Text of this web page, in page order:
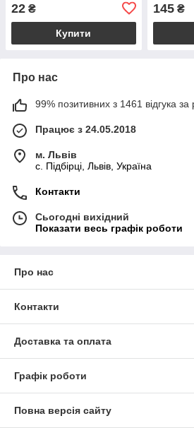
22 ₴
Купити
145₴
Про нас
99% позитивних з 1461 відгука за
Працює з 24.05.2018
м. Львів
c. Підбірці, Львів, Україна
Контакти
Сьогодні вихідний
Показати весь графік роботи
Про нас
Контакти
Доставка та оплата
Графік роботи
Повна версія сайту